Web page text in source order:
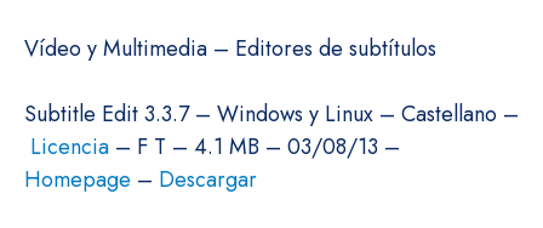
Vídeo y Multimedia – Editores de subtítulos
Subtitle Edit 3.3.7 – Windows y Linux – Castellano –
Licencia – F T – 4.1 MB – 03/08/13 –
Homepage – Descargar